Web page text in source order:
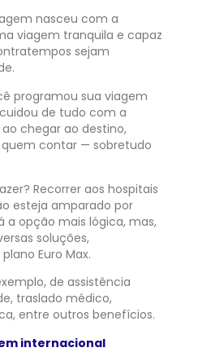
nasceu com a
viagem tranquila e capaz
sejam
programou sua viagem
de tudo com a
chegar ao destino,
contar — sobretudo
Recorrer aos hospitais
esteja amparado por
a opção mais lógica, mas,
soluções,
Euro Max.
de assistência
traslado médico,
entre outros benefícios.
internacional